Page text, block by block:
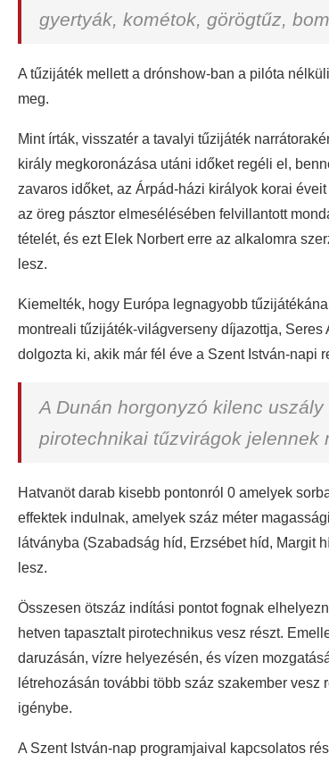
gyertyák, kométok, görögtűz,
A tűzijáték mellett a drónshow-ban a pilóta
meg.
Mint írták, visszatér a tavalyi tűzijáték
király megkoronázása utáni időket regéli el,
zavaros időket, az Árpád-házi királyok korai
az öreg pásztor elmesélésében felvillantott
tételét, és ezt Elek Norbert erre az alkalomra
lesz.
Kiemelték, hogy Európa legnagyobb
montreali tűzijáték-világverseny díjazottja,
dolgozta ki, akik már fél éve a Szent István-napi
A Dunán horgonyzó kilenc
pirotechnikai tűzvirágok jelennek
Hatvanöt darab kisebb pontonról 0 amelyek
effektek indulnak, amelyek száz méter
látványba (Szabadság híd, Erzsébet híd, Margit
lesz.
Összesen ötszáz indítási pontot fognak
hetven tapasztalt pirotechnikus vesz részt.
daruzásán, vízre helyezésén, és vízen
létrehozásán további több száz szakember
igénybe.
A Szent István-nap programjaival kapcsolatos